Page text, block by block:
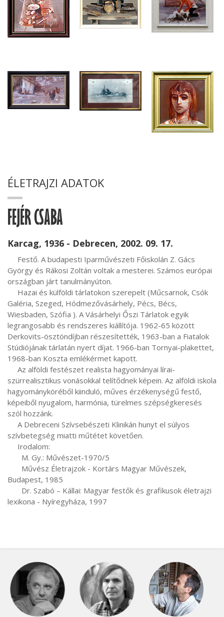
ÉLETRAJZI ADATOK
FEJÉR CSABA
Karcag, 1936 - Debrecen, 2002. 09. 17.
György és Rákosi Zoltán voltak a mesterei. Számos európai
országban járt tanulmányúton.
Galéria, Szeged, Hódmezővásárhely, Pécs, Bécs,
Wiesbaden, Szófia ). A Vásárhelyi Őszi Tárlatok egyik
legrangosabb és rendszeres kiállítója. 1962-65 között
Derkovits-ösztöndíjban részesítették, 1963-ban a Fiatalok
Stúdiójának tárlatán nyert díjat. 1966-ban Tornyai-plakettet,
1968-ban Koszta emlékérmet kapott.
szürrealisztikus vonásokkal telítődnek képein. Az alföldi iskola
hagyományköréből kiinduló, műves érzékenységű festő,
képeiből nyugalom, harmónia, türelmes szépségkeresés
szól hozzánk.
szívbetegség miatti műtétet követően.
Budapest, 1985
lexikona - Nyíregyháza, 1997